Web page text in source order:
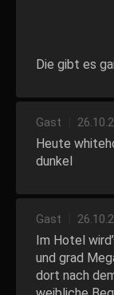
Die gibt es
Gast
Heute
dunkel
Gast
Im Hotel
und grad
dort nach